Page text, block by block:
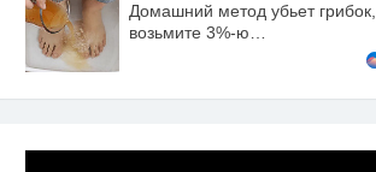
Домашний метод убьет грибок,
возьмите 3%-ю…